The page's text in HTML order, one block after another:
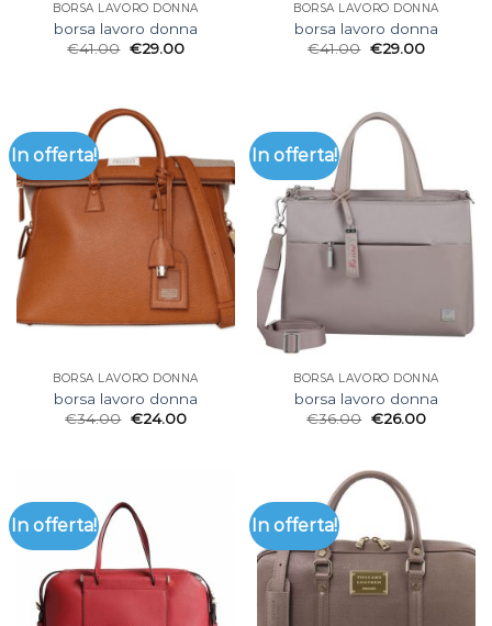
BORSA LAVORO DONNA
borsa lavoro donna
€41.00 €29.00
BORSA LAVORO DONNA
borsa lavoro donna
€41.00 €29.00
In offerta!
BORSA LAVORO DONNA
borsa lavoro donna
€34.00 €24.00
In offerta!
BORSA LAVORO DONNA
borsa lavoro donna
€36.00 €26.00
In offerta! In offerta!